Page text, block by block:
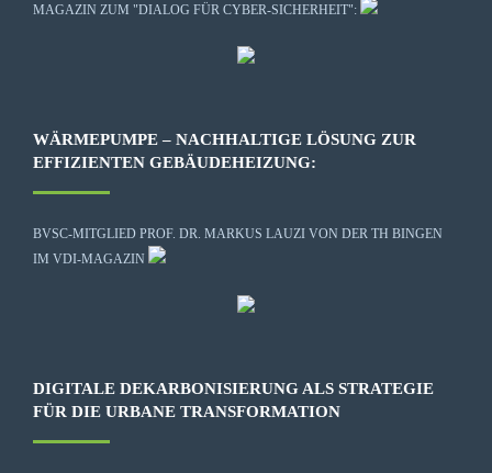
MAGAZIN ZUM "DIALOG FÜR CYBER-SICHERHEIT":
WÄRMEPUMPE – NACHHALTIGE LÖSUNG ZUR
EFFIZIENTEN GEBÄUDEHEIZUNG:
BVSC-MITGLIED PROF. DR. MARKUS LAUZI VON DER TH BINGEN
IM VDI-MAGAZIN
DIGITALE DEKARBONISIERUNG ALS STRATEGIE
FÜR DIE URBANE TRANSFORMATION